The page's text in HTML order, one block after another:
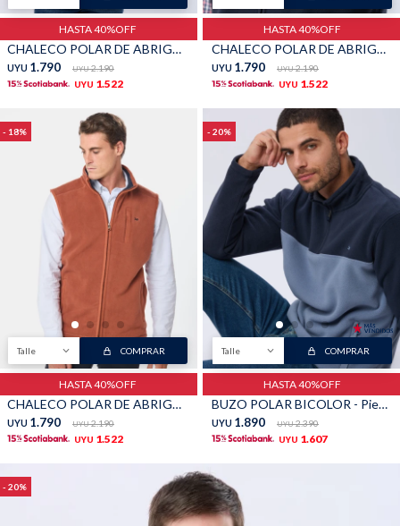
HASTA 40%OFF
CHALECO POLAR DE ABRIGO - Verde
UYU 1.790 UYU 2.190
UYU 1.522
HASTA 40%OFF
CHALECO POLAR DE ABRIGO - Marino
UYU 1.790 UYU 2.190
UYU 1.522
18
Talle COMPRAR
HASTA 40%OFF
CHALECO POLAR DE ABRIGO - Terracota
UYU 1.790 UYU 2.190
UYU 1.522
20
Talle COMPRAR
HASTA 40%OFF
BUZO POLAR BICOLOR - Piedra
UYU 1.890 UYU 2.390
UYU 1.607
20